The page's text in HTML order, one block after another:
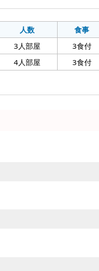
人数
食事
3人部屋
3食付
4人部屋 3食付